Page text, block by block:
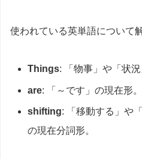
使われている英単語について
Things: 「物事」や「状況
are: 「～です」の現在形。
shifting: 「移動する」や
の現在分詞形。